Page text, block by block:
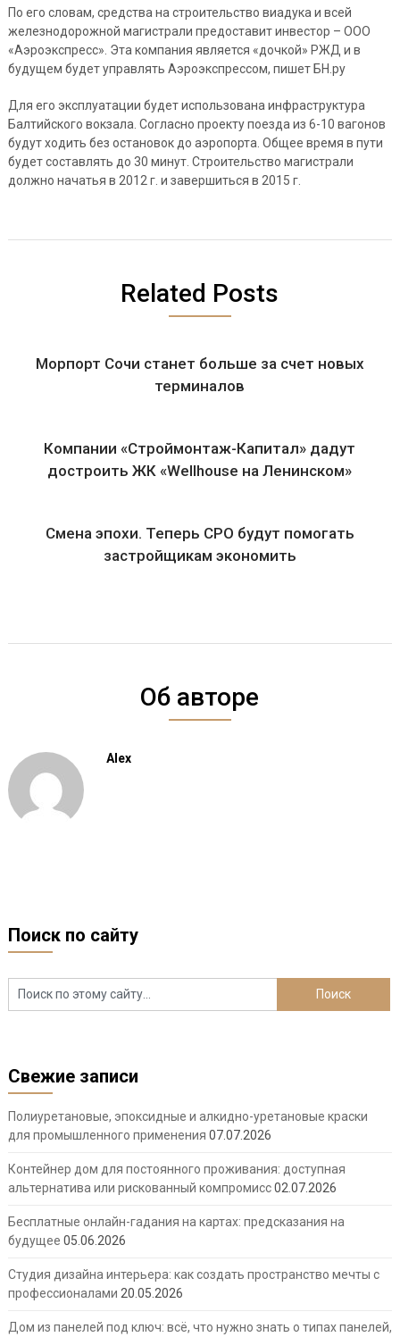
По его словам, средства на строительство виадука и всей
железнодорожной магистрали предоставит инвестор – ООО
«Аэроэкспресс». Эта компания является «дочкой» РЖД и в
будущем будет управлять Аэроэкспрессом, пишет БН.ру
Для его эксплуатации будет использована инфраструктура
Балтийского вокзала. Согласно проекту поезда из 6-10 вагонов
будут ходить без остановок до аэропорта. Общее время в пути
будет составлять до 30 минут. Строительство магистрали
должно начатья в 2012 г. и завершиться в 2015 г.
Related Posts
Морпорт Сочи станет больше за счет новых
терминалов
Компании «Строймонтаж-Капитал» дадут
достроить ЖК «Wellhouse на Ленинском»
Смена эпохи. Теперь СРО будут помогать
застройщикам экономить
Об авторе
Alex
Поиск по сайту
Свежие записи
Полиуретановые, эпоксидные и алкидно-уретановые краски
для промышленного применения 07.07.2026
Контейнер дом для постоянного проживания: доступная
альтернатива или рискованный компромисс02.07.2026
Бесплатные онлайн-гадания на картах: предсказания на
будущее 05.06.2026
Студия дизайна интерьера: как создать пространство мечты с
профессионалами 20.05.2026
Дом из панелей под ключ: всё, что нужно знать о типах панелей,